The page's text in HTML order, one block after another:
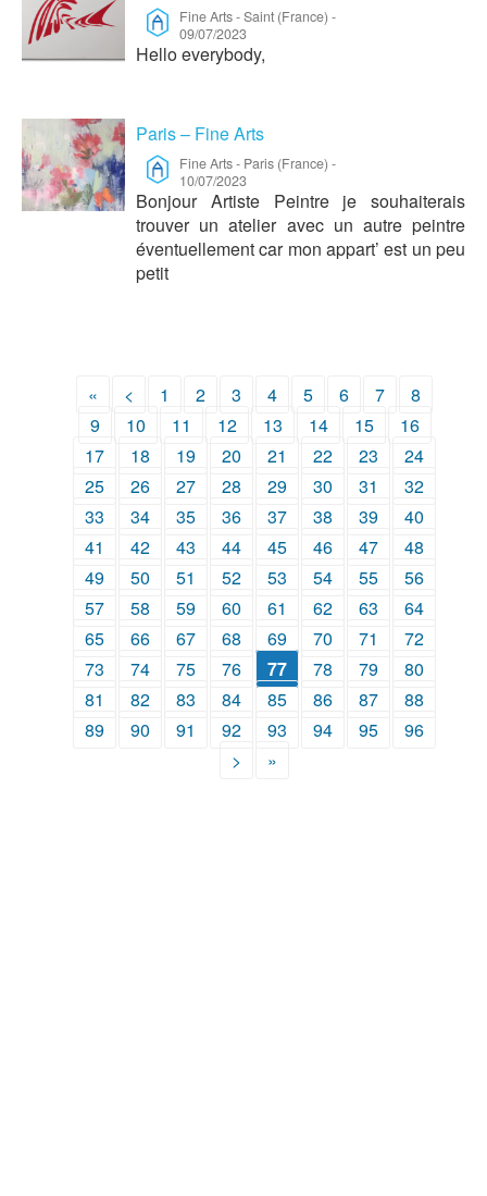
Fine Arts-Saint (France) -
09/07/2023
Hello everybody,
Paris – Fine Arts
Fine Arts- Paris (France) -
10/07/2023
Bonjour Artiste Peintre je souhaiterais
trouver un atelier avec un autre peintre
éventuellement car mon appart’ est un peu
petit
« < 1 2 3 4 5 6 7
8
9
10 11 12 13 14 15
16
17
18 19 20 21 22 23
24
25
26 27 28 29 30 31
32
33
34 35 36 37 38 39
40
41
42 43 44 45 46 47
48
49
50 51 52 53 54 55
56
57
58 59 60 61 62 63
64
65
66 67 68 69 70 71
72
73
74 75 76 77 78 79
80
81
82 83 84 85 86 87
88
89
90 91 92 93 94 95
96
>
»